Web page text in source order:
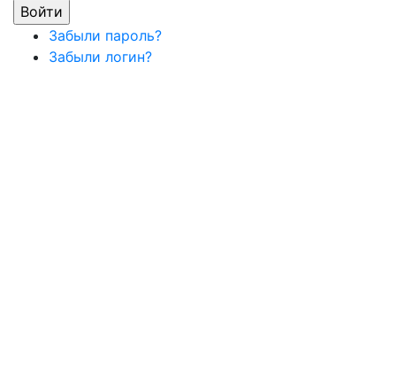
Забыли пароль?
Забыли логин?